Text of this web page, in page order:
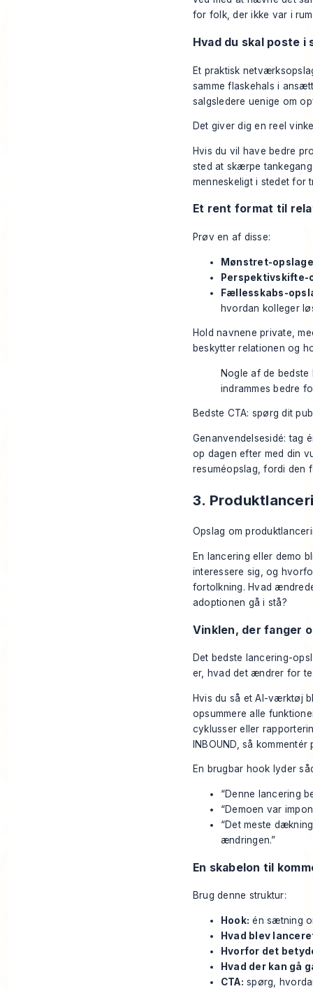
for folk, der ikke var i
Hvad du skal poste
Et praktisk
samme flaskehals i
salgsledere uenige om
Det giver dig en reel
Hvis du vil have bedre
sted at skærpe
menneskeligt i stedet for
Et rent format til
Prøv en af disse:
Mønstret-
Perspektivskifte-
Fællesskabs-
hvordan kolleger
Hold navnene private,
beskytter relationen og
Nogle af de
indrammes bedre
Bedste CTA: spørg dit
Genanvendelsesidé: tag
op dagen efter med din
resuméopslag, fordi den
3.
Opslag om
En lancering eller demo
interessere sig, og
fortolkning. Hvad
adoptionen gå i stå?
Vinklen, der fanger
Det bedste lancering-
er, hvad det ændrer for
Hvis du så et AI-værktøj
opsummere alle
cyklusser eller
INBOUND, så
En brugbar hook lyder
“Denne lancering
“Demoen var
“Det meste
ændringen.”
En skabelon til
Brug denne struktur:
Hook: én sætning
Hvad blev
Hvorfor det
Hvad der kan gå
CTA: spørg,